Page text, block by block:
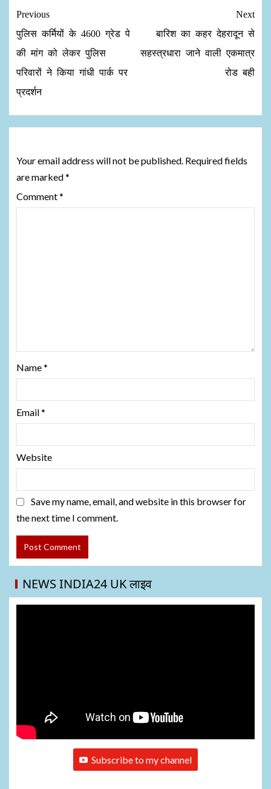
Previous
पुलिस कर्मियों के 4600 ग्रेड पे
की मांग को लेकर पुलिस
परिवारों ने किया गांधी पार्क पर
प्रदर्शन
Next
बारिश का कहर देहरादून से
सहस्त्रधारा जाने वाली एकमात्र
रोड बही
Your email address will not be published. Required fields
are marked*
Comment*
Name*
Email*
Website
Save my name, email, and website in this browser for
the next time I comment.
NEWS INDIA24 UK लाइव
Subscribe to my channel